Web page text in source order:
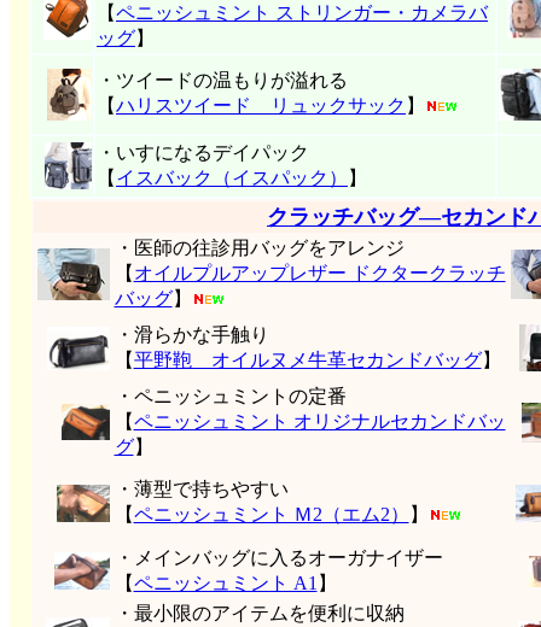
【ペニッシュミント ストリンガー・カメラバ
ッグ】
・ツイードの温もりが溢れる
【ハリスツイード リュックサック 】
・いすになるデイパック
【 イスバック（イスパック） 】
クラッチバッグ―セカンド
・医師の往診用バッグをアレンジ
【 オイルプルアップレザー ドクタークラッチ
バッグ】
・滑らかな手触り
【平野鞄 オイルヌメ牛革セカンドバッグ】
・ペニッシュミントの定番
【ペニッシュミント オリジナルセカンドバッ
グ】
・薄型で持ちやすい
【ペニッシュミント Ｍ2（エム2） 】
・メインバッグに入るオーガナイザー
【ペニッシュミント A1 】
・最小限のアイテムを便利に収納